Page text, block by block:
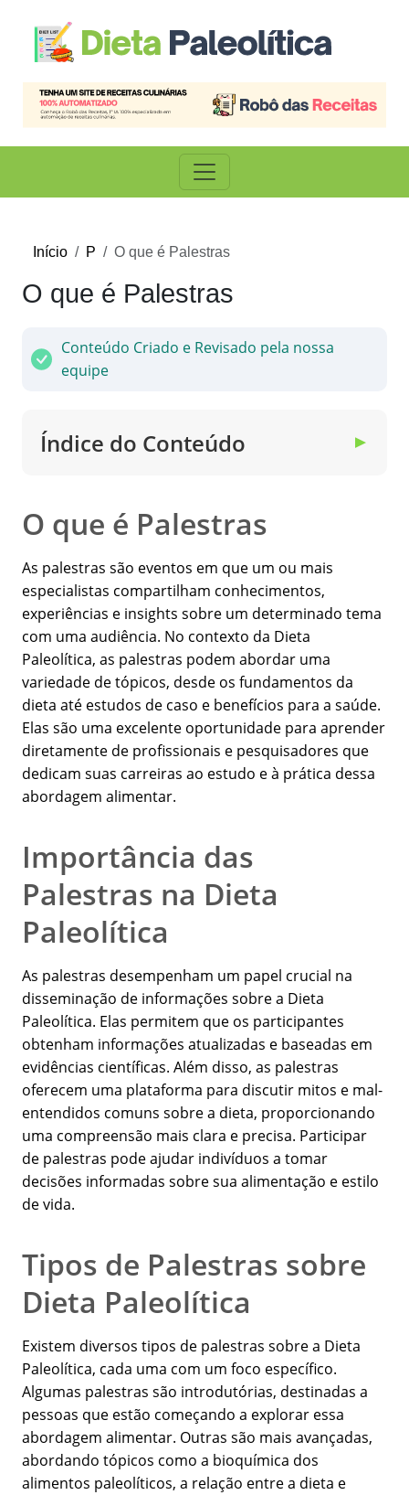
Início P O que é Palestras
O que é Palestras
Conteúdo Criado e Revisado pela nossa
equipe
Índice do Conteúdo ▼
O que é Palestras
As palestras são eventos em que um ou mais
especialistas compartilham conhecimentos,
experiências e insights sobre um determinado tema
com uma audiência. No contexto da Dieta
Paleolítica, as palestras podem abordar uma
variedade de tópicos, desde os fundamentos da
dieta até estudos de caso e benefícios para a saúde.
Elas são uma excelente oportunidade para aprender
diretamente de profissionais e pesquisadores que
dedicam suas carreiras ao estudo e à prática dessa
abordagem alimentar.
Importância das
Palestras na Dieta
Paleolítica
As palestras desempenham um papel crucial na
disseminação de informações sobre a Dieta
Paleolítica. Elas permitem que os participantes
obtenham informações atualizadas e baseadas em
evidências científicas. Além disso, as palestras
oferecem uma plataforma para discutir mitos e mal-
entendidos comuns sobre a dieta, proporcionando
uma compreensão mais clara e precisa. Participar
de palestras pode ajudar indivíduos a tomar
decisões informadas sobre sua alimentação e estilo
de vida.
Tipos de Palestras sobre
Dieta Paleolítica
Existem diversos tipos de palestras sobre a Dieta
Paleolítica, cada uma com um foco específico.
Algumas palestras são introdutórias, destinadas a
pessoas que estão começando a explorar essa
abordagem alimentar. Outras são mais avançadas,
abordando tópicos como a bioquímica dos
alimentos paleolíticos, a relação entre a dieta e